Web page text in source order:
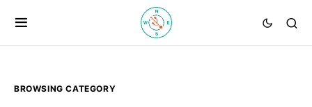
BROWSING CATEGORY